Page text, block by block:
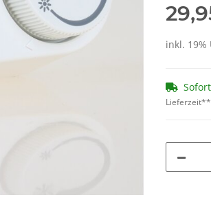
inkl. 19%